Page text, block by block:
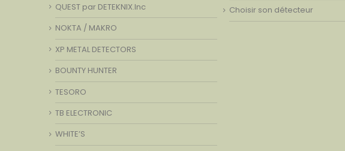
QUEST par DETEKNIX.Inc
NOKTA / MAKRO
XP METAL DETECTORS
BOUNTY HUNTER
TESORO
TB ELECTRONIC
WHITE’S
Choisir son détecteur